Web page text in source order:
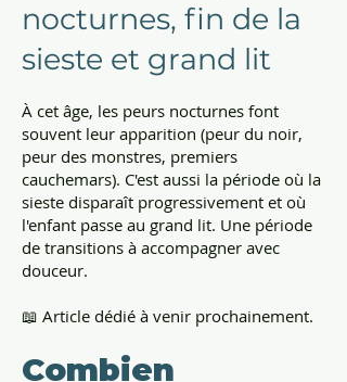
nocturnes, fin de la
sieste et grand lit
À cet âge, les peurs nocturnes font
souvent leur apparition (peur du noir,
peur des monstres, premiers
cauchemars). C'est aussi la période où la
sieste disparaît progressivement et où
l'enfant passe au grand lit. Une période
de transitions à accompagner avec
douceur.
📖 Article dédié à venir prochainement.
Combien